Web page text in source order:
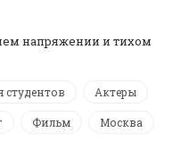
напряжении и тихом
студентов Актеры
Фильм Москва